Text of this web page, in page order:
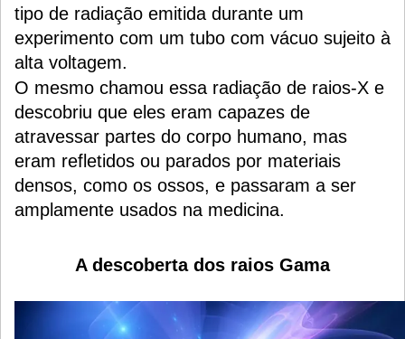
tipo de radiação emitida durante um
experimento com um tubo com vácuo sujeito à
alta voltagem.
O mesmo chamou essa radiação de raios-X e
descobriu que eles eram capazes de
atravessar partes do corpo humano, mas
eram refletidos ou parados por materiais
densos, como os ossos, e passaram a ser
amplamente usados na medicina.
A descoberta dos raios Gama